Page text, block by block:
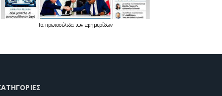
Τα πρωτοσέλιδατων εφημερίδων